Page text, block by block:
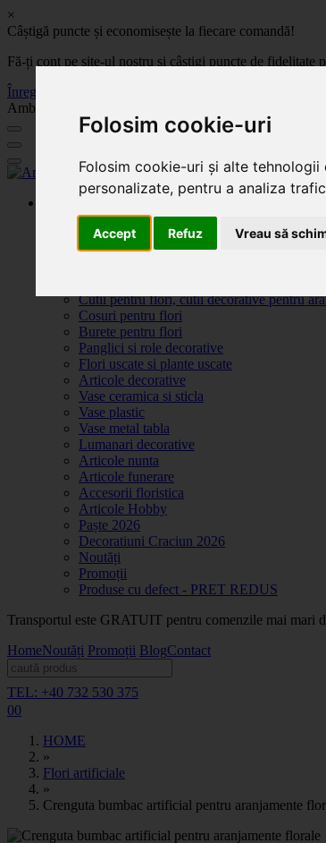
Folosim cookie-uri
Folosim cookie-uri și alte
personalizate, pentru a analiza
Accept Refuz Vreau să
×
Câștigă puncte și economisește la fiecare comandă!
Fă-ți cont pe site-ul nostru și câștigi puncte de fidelitate
Înregistrează-te acum
Ambalaje, decoratiuni si accesorii pentru flori. Produse
Plante artificiale la ghiveci
Ambalaje pentru flori
Flori de săpun
Cutii pentru flori, cutii decorative pentru
Cosuri pentru flori
Burete pentru flori
Panglici si role decorative
Flori uscate si plante uscate
Articole decorative
Vase ceramica si sticla
Vase plastic
Vase metal tabla
Lumanari decorative
Articole nunta
Articole funerare
Accesorii floristica
Articole Hobby
Paște 2026
Decoratiuni Craciun 2026
Noutăți
Promoții
Produse cu defect - PRET REDUS
Transportul este GRATUIT pentru comenzile mai mari
HomeNoutăți Promoții BlogContact
TEL: +40 732 530 375
00
HOME
»
Flori artificiale
»
Crenguta bumbac artificial pentru aranjamente